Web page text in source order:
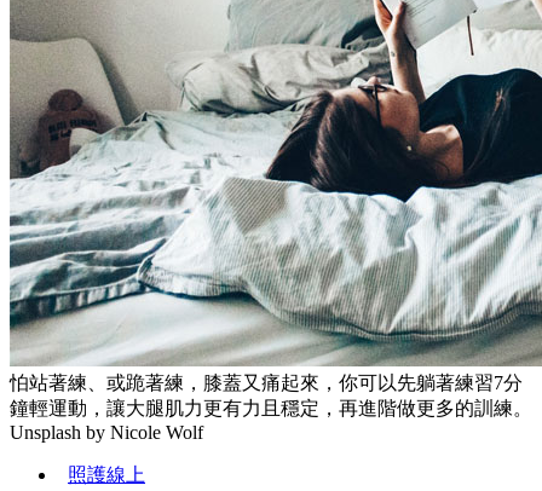
怕站著練、或跪著練，膝蓋又痛起來，你可以先躺著練習7分
鐘輕運動，讓大腿肌力更有力且穩定，再進階做更多的訓練。
Unsplash by Nicole Wolf
照護線上